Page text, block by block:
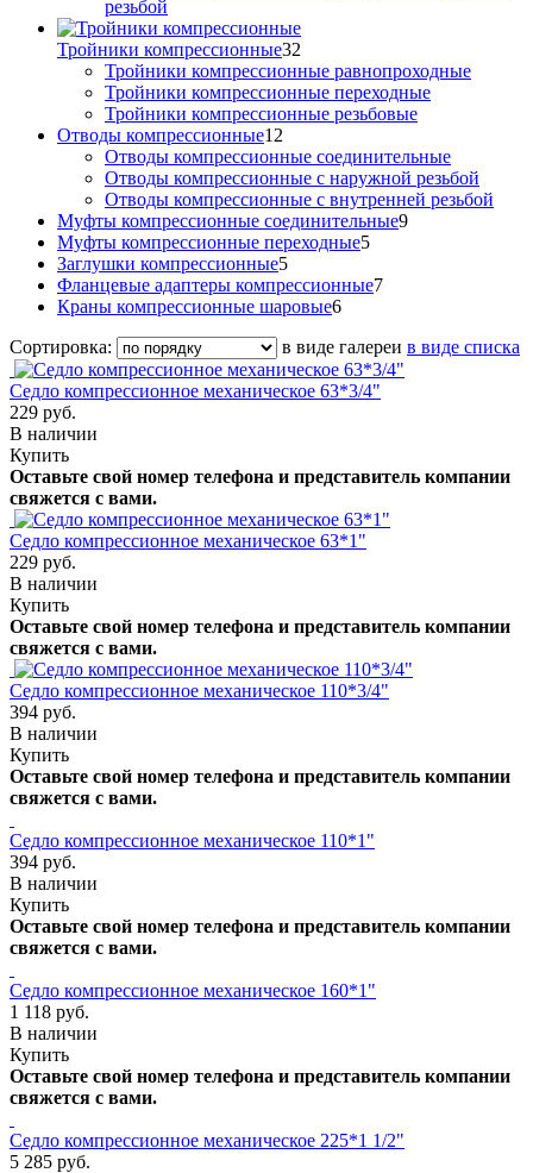
резьбой
Тройники компрессионные32
Тройники компрессионные равнопроходные
Тройники компрессионные переходные
Тройники компрессионные резьбовые
Отводы компрессионные12
Отводы компрессионные соединительные
Отводы компрессионные с наружной резьбой
Отводы компрессионные с внутренней резьбой
Муфты компрессионные соединительные9
Муфты компрессионные переходные5
Заглушки компрессионные5
Фланцевые адаптеры компрессионные7
Краны компрессионные шаровые6
Сортировка:
в виде галереи в виде списка
Седло компрессионное механическое 63*3/4"
229 руб.
В наличии
Купить
Оставьте свой номер телефона и представитель компании
свяжется с вами.
Седло компрессионное механическое 63*1"
229 руб.
В наличии
Купить
Оставьте свой номер телефона и представитель компании
свяжется с вами.
Седло компрессионное механическое 110*3/4"
394 руб.
В наличии
Купить
Оставьте свой номер телефона и представитель компании
свяжется с вами.
Седло компрессионное механическое 110*1"
394 руб.
В наличии
Купить
Оставьте свой номер телефона и представитель компании
свяжется с вами.
Седло компрессионное механическое 160*1"
1 118 руб.
В наличии
Купить
Оставьте свой номер телефона и представитель компании
свяжется с вами.
Седло компрессионное механическое 225*1 1/2"
5 285 руб.